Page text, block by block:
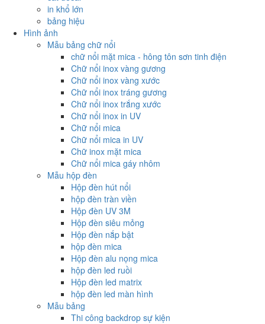
in khổ lớn
bảng hiệu
Hình ảnh
Mẫu bảng chữ nổi
chữ nổi mặt mica - hông tôn sơn tinh điện
Chữ nổi inox vàng gương
Chữ nổi inox vàng xước
Chữ nổi inox tráng gương
Chữ nổi inox trắng xước
Chữ nổi inox in UV
Chữ nổi mica
Chữ nổi mica in UV
Chữ inox mặt mica
Chữ nổi mica gáy nhôm
Mẫu hộp đèn
Hộp đèn hút nổi
hộp đèn tràn viền
Hộp đèn UV 3M
Hộp đèn siêu mỏng
Hộp đèn nắp bật
hộp đèn mica
Hộp đèn alu nọng mica
hộp đèn led ruồi
Hộp đèn led matrix
hộp đèn led màn hình
Mẫu bảng
Thi công backdrop sự kiện